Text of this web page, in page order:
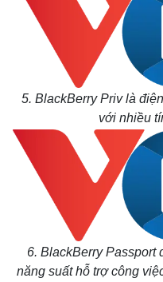
5. BlackBerry Priv là
với nhiều
6. BlackBerry Passport
năng suất hỗ trợ công